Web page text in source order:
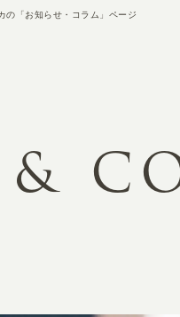
の「お知らせ・コラム」ページ
&